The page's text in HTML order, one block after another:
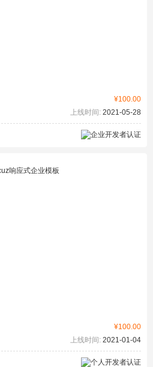
¥100.00
上线时间: 2021-05-28
¥100.00
上线时间: 2021-01-04